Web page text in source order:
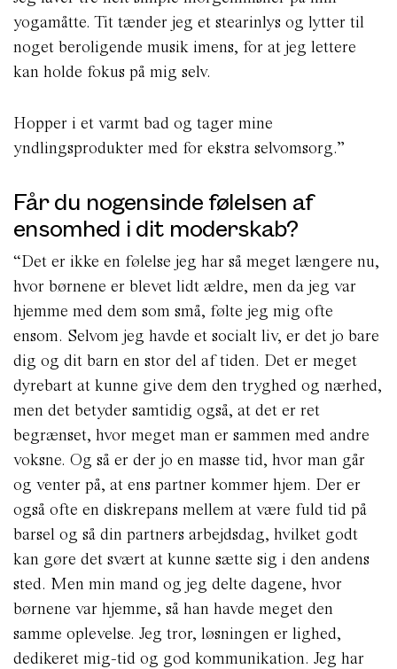
yogamåtte. Tit tænder jeg et stearinlys og lytter til
noget beroligende musik imens, for at jeg lettere
kan holde fokus på mig selv.
Hopper i et varmt bad og tager mine
yndlingsprodukter med for ekstra selvomsorg.”
Får du nogensinde følelsen af
ensomhed i dit moderskab?
“Det er ikke en følelse jeg har så meget længere nu,
hvor børnene er blevet lidt ældre, men da jeg var
hjemme med dem som små, følte jeg mig ofte
ensom. Selvom jeg havde et socialt liv, er det jo bare
dig og dit barn en stor del af tiden. Det er meget
dyrebart at kunne give dem den tryghed og nærhed,
men det betyder samtidig også, at det er ret
begrænset, hvor meget man er sammen med andre
voksne. Og så er der jo en masse tid, hvor man går
og venter på, at ens partner kommer hjem. Der er
også ofte en diskrepans mellem at være fuld tid på
barsel og så din partners arbejdsdag, hvilket godt
kan gøre det svært at kunne sætte sig i den andens
sted. Men min mand og jeg delte dagene, hvor
børnene var hjemme, så han havde meget den
samme oplevelse. Jeg tror, løsningen er lighed,
dedikeret mig-tid og god kommunikation. Jeg har